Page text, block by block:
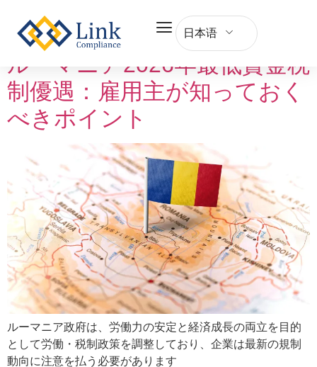
日本语
Tag:ルーマニア
ルーマニア2026年最低賃金税
制優遇：雇用主が知っておく
べきポイント
ルーマニア政府は、労働力の安定と経済成長の両立を目的
として労働・税制政策を調整しており、企業は最新の規制
動向に注意を払う必要があります